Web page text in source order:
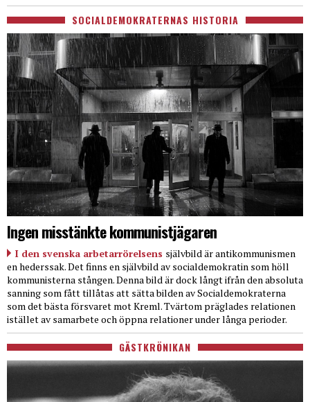
SOCIALDEMOKRATERNAS HISTORIA
Ingen misstänkte kommunistjägaren
I den svenska arbetarrörelsens självbild är antikommunismen
en hederssak. Det finns en självbild av socialdemokratin som höll
kommunisterna stången. Denna bild är dock långt ifrån den absoluta
sanning som fått tillåtas att sätta bilden av Socialdemokraterna
som det bästa försvaret mot Kreml. Tvärtom präglades relationen
istället av samarbete och öppna relationer under långa perioder.
GÄSTKRÖNIKAN